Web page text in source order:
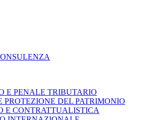
E PENALE TRIBUTARIO
PROTEZIONE DEL PATRIMONIO
E CONTRATTUALISTICA